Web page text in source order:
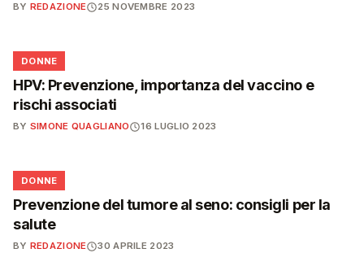
BY REDAZIONE 25 NOVEMBRE 2023
🌸
DONNE
HPV: Prevenzione, importanza del vaccino e
rischi associati
BY SIMONE QUAGLIANO 16 LUGLIO 2023
🌸
DONNE
Prevenzione del tumore al seno: consigli per la
salute
BY REDAZIONE 30 APRILE 2023